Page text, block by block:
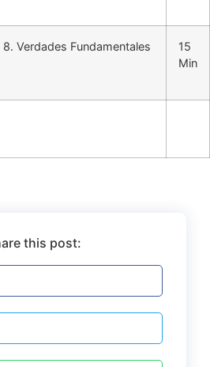
8. Verdades Fundamentales
15
Min
this post: